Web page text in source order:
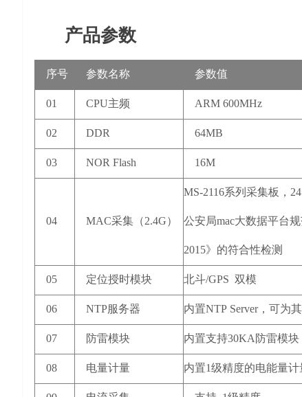
产品参数
序号 参数名称 参数值
01 CPU主频 ARM 600MHz
02 DDR 64MB
03 NOR Flash 16M
04 MAC采集（2.4G）
MS-2116系列采集板，
公安局mac大数据平台
2015》的符合性检测
05 定位授时模块 北斗/GPS 双模
06 NTP服务器 内置NTP Server，可为
07 防雷模块 内置支持30KA防雷模块
08 电量计量 内置1级精度的电能量计